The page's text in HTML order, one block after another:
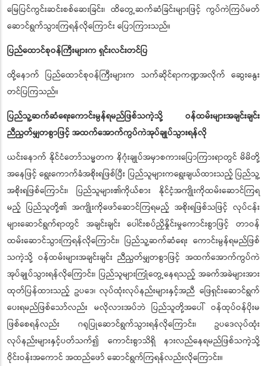
မြေပြင်ကွင်းဆင်းစစ်ဆေးခြင်း၊ ထိတွေ့ဆက်ဆံခြင်းများဖြင့် ကွပ်ကဲကြပ်မတ်
ဆောင်ရွက်သွားကြရန်လိုကြောင်း ပြောကြားသည်။
ပြည်ထောင်စုဝန်ကြီးများက ရှင်းလင်းတင်ပြ
ထို့နောက် ပြည်ထောင်စုဝန်ကြီးများက သက်ဆိုင်ရာကဏ္ဍအလိုက် ဆွေးနွေး
တင်ပြကြသည်။
ပြည်သူ့ဆက်ဆံရေးကောင်းမွန်ရမည်ဖြစ်သကဲ့သို့ ဝန်ထမ်းများအချင်းချင်း
ညီညွတ်မျှတစွာဖြင့် အထက်အောက်ကွပ်ကဲအုပ်ချုပ်သွားရန်လို
ယင်းနောက် နိုင်ငံတော်သမ္မတက နိဂုံးချုပ်အမှာစကားပြောကြားရာတွင် မိမိတို့
အနေဖြင့် ရွေးကောက်ခံအစိုးရဖြစ်ပြီး ပြည်သူများကရွေးချယ်ထားသည့် ပြည်သူ့
အစိုးရဖြစ်ကြောင်း၊ ပြည်သူများ၏ကိုယ်စား နိုင်ငံ့အကျိုးကိုထမ်းဆောင်ကြရ
မည့် ပြည်သူတို့၏ အကျိုးကိုဖော်ဆောင်ကြရမည့် အစိုးရဖြစ်သဖြင့် လုပ်ငန်း
များဆောင်ရွက်ရာတွင် အချင်းချင်း ပေါင်းစပ်ညှိနှိုင်းမှုကောင်းစွာဖြင့် တာဝန်
ထမ်းဆောင်သွားကြရန်လိုကြောင်း၊ ပြည်သူ့ဆက်ဆံရေး ကောင်းမွန်ရမည်ဖြစ်
သကဲ့သို့ ဝန်ထမ်းများအချင်းချင်း ညီညွတ်မျှတစွာဖြင့် အထက်အောက်ကွပ်ကဲ
အုပ်ချုပ်သွားရန်လိုကြောင်း၊ ပြည်သူများကြုံတွေ့နေရသည့် အခက်အခဲများအား
ထုတ်ပြန်ထားသည့် ဥပဒေ၊ လုပ်ထုံးလုပ်နည်းများနှင့်အညီ ဖြေရှင်းဆောင်ရွက်
ပေးရမည်ဖြစ်သော်လည်း မလိုလားအပ်ဘဲ ပြည်သူတို့အပေါ် ဝန်ထုပ်ဝန်ပိုးမ
ဖြစ်စေရန်လည်း ဂရုပြုဆောင်ရွက်သွားရန်လိုကြောင်း၊ ဥပဒေလုပ်ထုံး
လုပ်နည်းများနှင့်ပတ်သက်၍ ကောင်းစွာသိရှိ နားလည်နေရမည်ဖြစ်သကဲ့သို့
ဝိုင်းဝန်းအကောင် အထည်ဖော် ဆောင်ရွက်ကြရန်လည်းလိုကြောင်း။